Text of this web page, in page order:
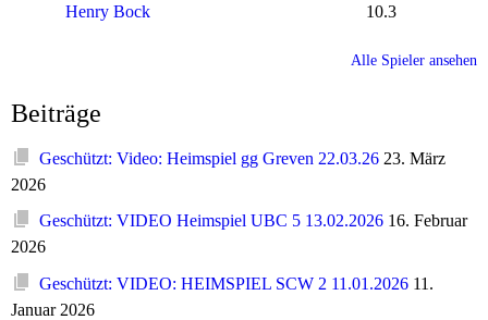
Henry Bock 10.3
Alle Spieler ansehen
Beiträge
Geschützt: Video: Heimspiel gg Greven 22.03.26 23. März
2026
Geschützt: VIDEO Heimspiel UBC 5 13.02.2026 16. Februar
2026
Geschützt: VIDEO: HEIMSPIEL SCW 2 11.01.2026 11.
Januar 2026